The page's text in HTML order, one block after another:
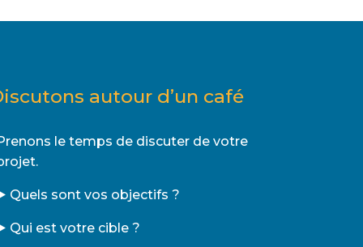
autour d’un café
le temps de discuter de votre
Quels sont vos objectifs ?
Qui est votre cible ?